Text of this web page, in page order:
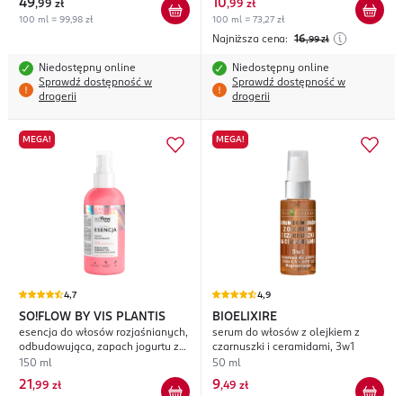
49,99 zł
100 ml = 99,98 zł
Niedostępny online
Sprawdź dostępność w
drogerii
10,99 zł
100 ml = 73,27 zł
Najniższa cena: 16,99 zł
Niedostępny online
Sprawdź dostępność w
drogerii
MEGA!
4,7
SO!FLOW BY VIS PLANTIS
esencja do włosów rozjaśnianych,
odbudowująca, zapach jogurtu z
brzoskwinią
150 ml
21 ,99 zł
MEGA!
4,9
BIOELIXIRE
serum do włosów z olejkiem z
czarnuszki i ceramidami, 3w1
50 ml
9,49 zł